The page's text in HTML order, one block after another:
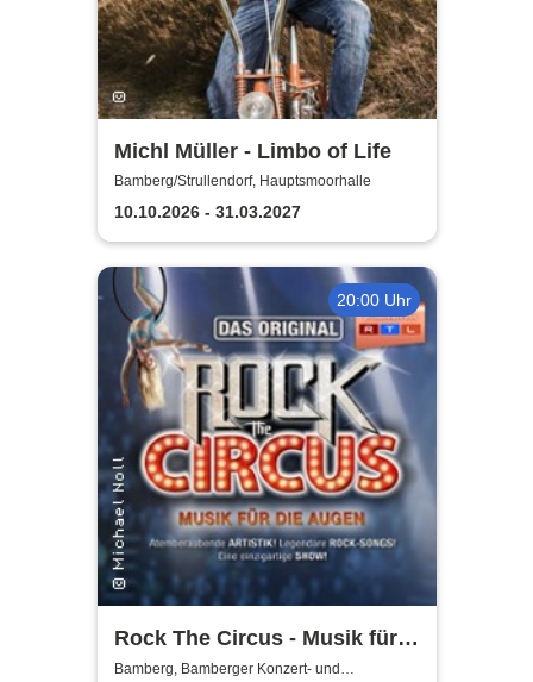
Michl Müller - Limbo of Life
Bamberg/Strullendorf, Hauptsmoorhalle
10.10.2026 - 31.03.2027
20:00 Uhr
Rock The Circus - Musik für
die Augen
Bamberg, Bamberger Konzert- und